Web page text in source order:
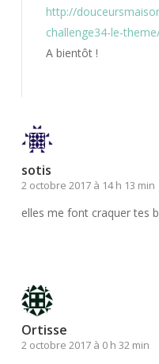
http://
challenge34-le-
A bientôt !
sotis
2 octobre 2017 à 14 h 13 min
elles me font craquer tes
Ortisse
2 octobre 2017 à 0 h 32 min